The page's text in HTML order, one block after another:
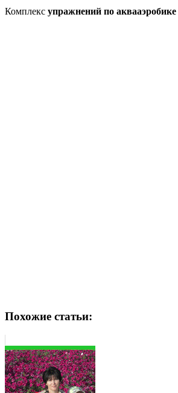
Комплекс упражнений по аквааэробике
Похожие статьи: